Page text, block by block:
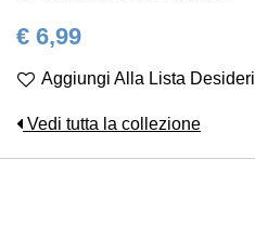
€ 6,99
Aggiungi Alla Lista Desideri
Vedi tutta la collezione